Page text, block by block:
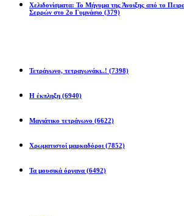
Χελιδονίσματα: Το Μήνυμα της Άνοιξης από το
Σερρών στο 2ο Γυμνάσιο (379)
Τετράγωνο, τετραγωνάκι..! (7398)
Η έκπληξη (6940)
Μαγιάτικο τετράγωνο (6622)
Χρωματιστοί μαρκαδόροι (7852)
Τα μουσικά όργανα (6492)